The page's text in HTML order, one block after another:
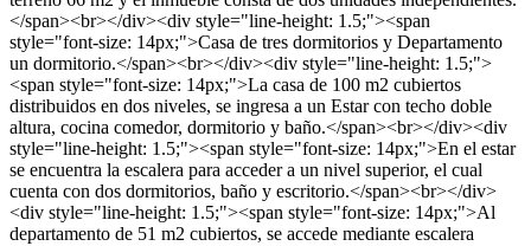
</span><br></div><div style="line-height: 1.5;"><span
style="font-size: 14px;">Casa de tres dormitorios y Departamento
un dormitorio.</span><br></div><div style="line-height: 1.5;">
<span style="font-size: 14px;">La casa de 100 m2 cubiertos
distribuidos en dos niveles, se ingresa a un Estar con techo doble
altura, cocina comedor, dormitorio y baño.</span><br></div><div
style="line-height: 1.5;"><span style="font-size: 14px;">En el estar
se encuentra la escalera para acceder a un nivel superior, el cual
cuenta con dos dormitorios, baño y escritorio.</span><br></div>
<div style="line-height: 1.5;"><span style="font-size: 14px;">Al
departamento de 51 m2 cubiertos, se accede mediante escalera